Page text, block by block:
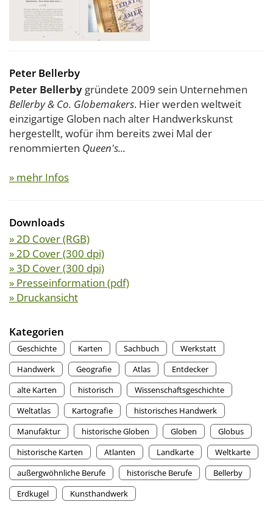
Peter Bellerby
Peter Bellerby gründete 2009 sein Unternehmen
Bellerby & Co. Globemakers. Hier werden weltweit
einzigartige Globen nach alter Handwerkskunst
hergestellt, wofür ihm bereits zwei Mal der
renommierten Queen's...
» mehr Infos
Downloads
» 2D Cover (RGB)
» 2D Cover (300 dpi)
» 3D Cover (300 dpi)
» Presseinformation (pdf)
» Druckansicht
Kategorien
Geschichte Karten Sachbuch
Werkstatt
Handwerk
Geografie Atlas
Entdecker
alte Karten
historisch
Wissenschaftsgeschichte
Weltatlas
Kartografie
historisches Handwerk
Manufaktur
historische Globen Globen
Globus
historische Karten
Atlanten Landkarte
Weltkarte
außergwöhnliche Berufe
historische Berufe
Bellerby
Erdkugel
Kunsthandwerk